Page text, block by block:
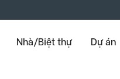
Nhà/Biệt thự Dự án